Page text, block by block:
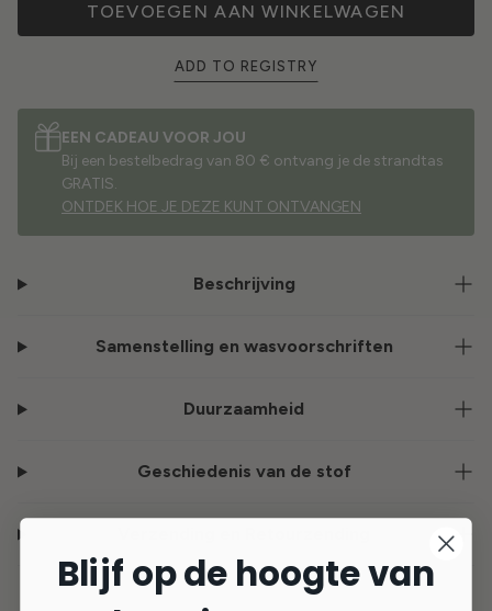
TOEVOEGEN AAN WINKELWAGEN
ADD TO REGISTRY
EEN CADEAU VOOR JOU
Bij een bestelbedrag van 80 € ontvang je de strandtas
GRATIS.
ONTDEK HOE JE DEZE KUNT ONTVANGEN
Beschrijving
Samenstelling en wasvoorschriften
Duurzaamheid
Geschiedenis van de stof
Blijf op de hoogte van